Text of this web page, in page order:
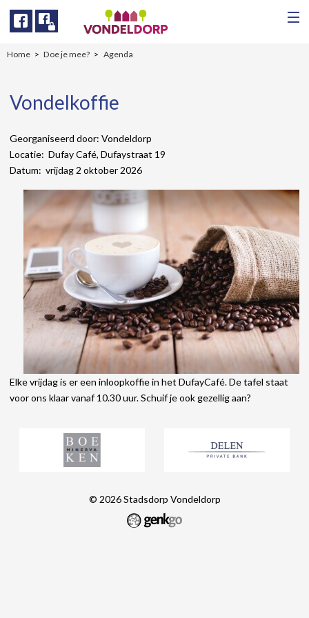
Facebook
Home Doe je mee? Agenda
Vondelkoffie
Georganiseerd door: Vondeldorp
Locatie: Dufay Café, Dufaystraat 19
Datum: vrijdag 2 oktober 2026
Elke vrijdag is er een inloopkoffie in het DufayCafé. De tafel staat
voor ons klaar vanaf 10.30 uur. Schuif je ook gezellig aan?
© 2026Stadsdorp Vondeldorp